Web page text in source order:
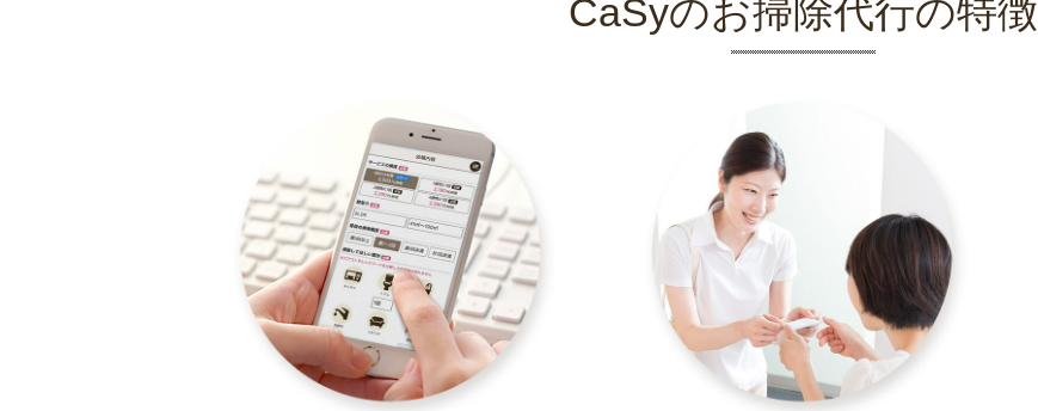
CaSyのお掃除代行の特徴